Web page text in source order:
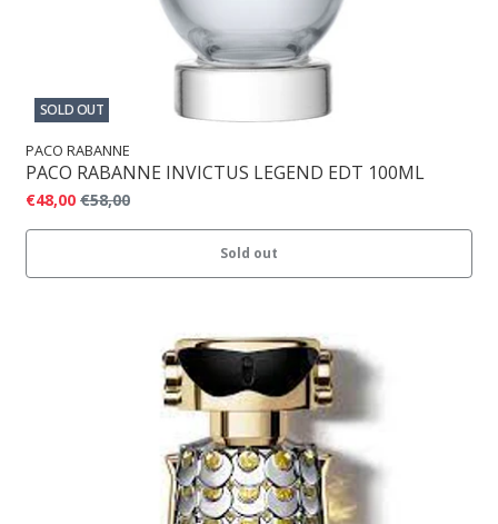
SOLD OUT
PACO RABANNE
PACO RABANNE INVICTUS LEGEND EDT 100ML
€48,00 €58,00
Sold out